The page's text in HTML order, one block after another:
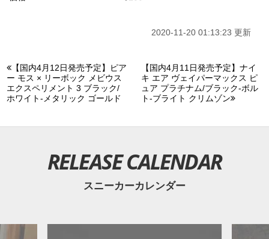
2020-11-20 01:13:23 更新
【国内4月12日発売予定】ピア
ー モス × リーボック メビウス
エクスペリメント 3 ブラック/
ホワイト-メタリック ゴールド
【国内4月11日発売予定】ナイ
キ エア ヴェイパーマックス ピ
ュア プラチナム/ブラック-ボル
ト-ブライト クリムゾン
RELEASE CALENDAR
スニーカーカレンダー